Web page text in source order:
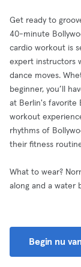
Get ready to
40-minute
cardio workout is
expert instructors
dance moves.
beginner, you’ll
at Berlin's favorite
workout
rhythms of
their fitness
What to wear?
along and a water
Begin nu